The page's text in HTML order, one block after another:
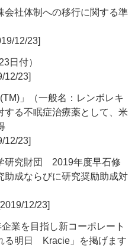
会社体制への移行に関する準
12/23]
日付）
12/23]
」（一般名：レンボレキ
する不眠症治療薬として、米
12/23]
研究財団 2019年度早石修
助成ならびに研究奨励助成対
12/23]
業を目指し新コーポレート
る明日 Kracie」を掲げます